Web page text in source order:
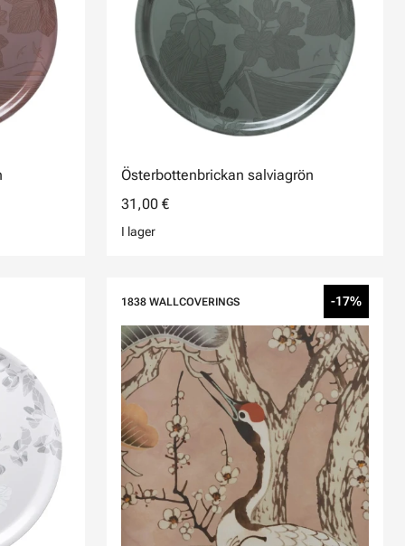
Österbottenbrickan salviagrön
31,00 €
I lager
1838 WALLCOVERINGS -17%